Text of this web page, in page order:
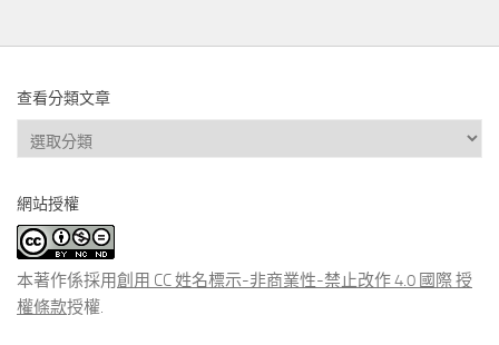
查看分類文章
查
看
類
文
章
網站授權
本著作係採用創用 CC 姓名標示-非商業性-禁止改作 4.0 國際 授
權條款授權.